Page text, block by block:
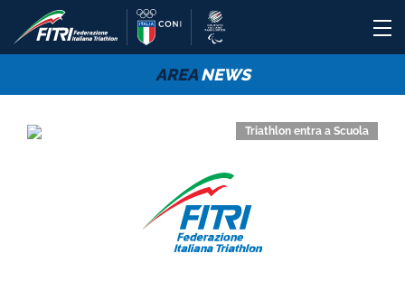
AREANEWS
Triathlon entra a Scuola